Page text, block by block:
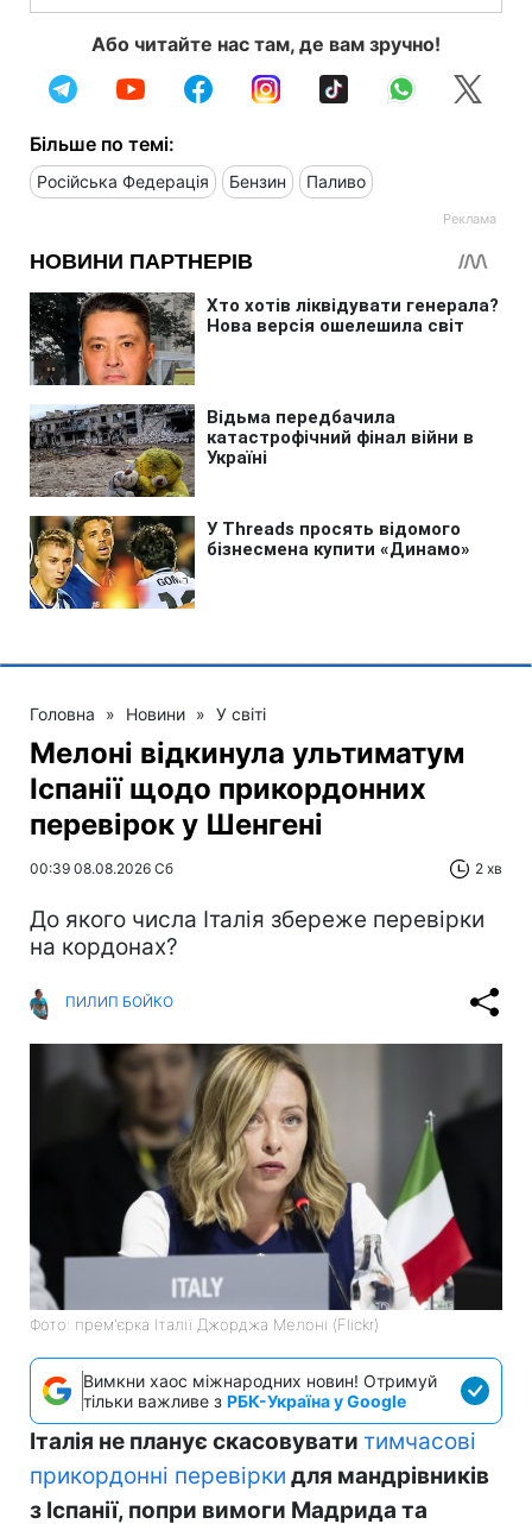
Або читайте нас там, де вам зручно!
Більше по темі:
Російська Федерація Бензин Паливо
Головна » Новини » У світі
Мелоні відкинула ультиматум
Іспанії щодо прикордонних
перевірок у Шенгені
00:39 08.08.2026 Сб 2 хв
До якого числа Італія збереже перевірки
на кордонах?
ПИЛИП БОЙКО
Фото: прем'єрка Італії Джорджа Мелоні (Flickr)
Вимкни хаос міжнародних новин! Отримуй
тільки важливе з РБК-Україна у Google
Італія не планує скасовувати тимчасові
прикордонні перевірки для мандрівників
з Іспанії, попри вимоги Мадрида та